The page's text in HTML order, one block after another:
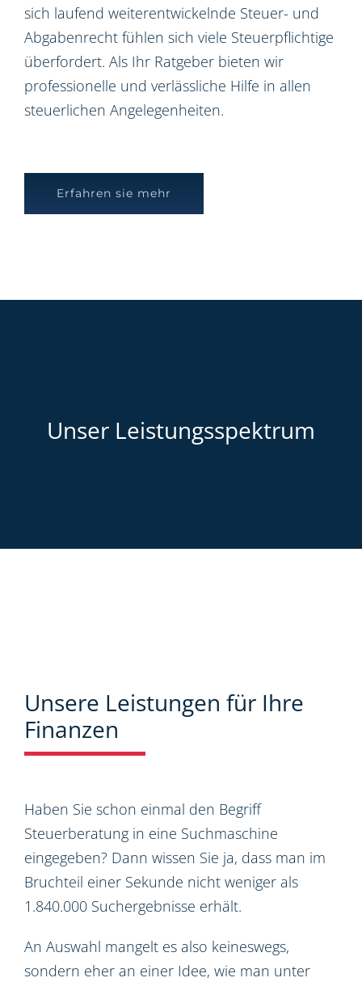
sich laufend weiterentwickelnde Steuer- und
Abgabenrecht fühlen sich viele Steuerpflichtige
überfordert. Als Ihr Ratgeber bieten wir
professionelle und verlässliche Hilfe in allen
steuerlichen Angelegenheiten.
Erfahren sie mehr
Unser Leistungsspektrum
Unsere Leistungen für Ihre
Finanzen
Haben Sie schon einmal den Begriff
Steuerberatung in eine Suchmaschine
eingegeben? Dann wissen Sie ja, dass man im
Bruchteil einer Sekunde nicht weniger als
1.840.000 Suchergebnisse erhält.
An Auswahl mangelt es also keineswegs,
sondern eher an einer Idee, wie man unter